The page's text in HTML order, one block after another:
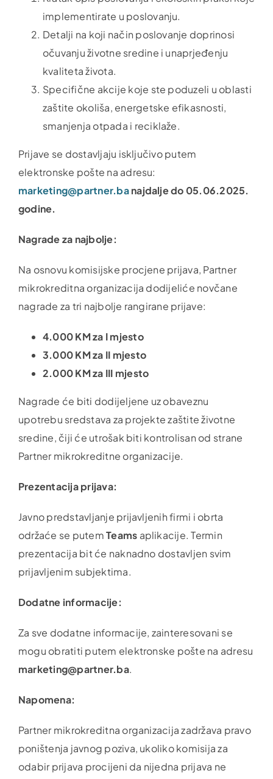
implementirate u poslovanju.
Detalji na koji način poslovanje doprinosi
očuvanju životne sredine i unaprjeđenju
kvaliteta života.
Specifične akcije koje ste poduzeli u oblasti
zaštite okoliša, energetske efikasnosti,
smanjenja otpada i reciklaže.
Prijave se dostavljaju isključivo putem
elektronske pošte na adresu:
marketing@partner.banajdalje do 05.06.2025.
godine.
Nagrade za najbolje:
Na osnovu komisijske procjene prijava, Partner
mikrokreditna organizacija dodijeliće novčane
nagrade za tri najbolje rangirane prijave:
4.000 KM za I mjesto
3.000 KM za II mjesto
2.000 KM za III mjesto
Nagrade će biti dodijeljene uz obaveznu
upotrebu sredstava za projekte zaštite životne
sredine, čiji će utrošak biti kontrolisan od strane
Partner mikrokreditne organizacije.
Prezentacija prijava:
Javno predstavljanje prijavljenih firmi i obrta
održaće se putemTeams aplikacije. Termin
prezentacija bit će naknadno dostavljen svim
prijavljenim subjektima.
Dodatne informacije:
Za sve dodatne informacije, zainteresovani se
mogu obratiti putem elektronske pošte na adresu
marketing@partner.ba.
Napomena:
Partner mikrokreditna organizacija zadržava pravo
poništenja javnog poziva, ukoliko komisija za
odabir prijava procijeni da nijedna prijava ne